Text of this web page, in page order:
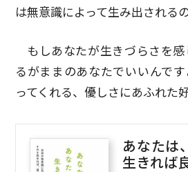
は無意識によって生み出されるの
もしあなたが生きづらさを
るがままのあなたでいいんで
ってくれる、優しさにあふれた好
あなたは
生きれば